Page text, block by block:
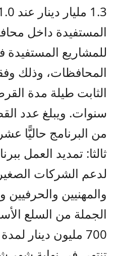
للمشاريع المستفيدة
المحافظات، وذلك
الثابت طيلة مدة
سنوات. ويبلغ عدد
من البرنامج حاليًّا
ثالثا: تمديد العمل
لدعم الشركات
والمهنيين
الجملة من السلع
700 مليون دينار